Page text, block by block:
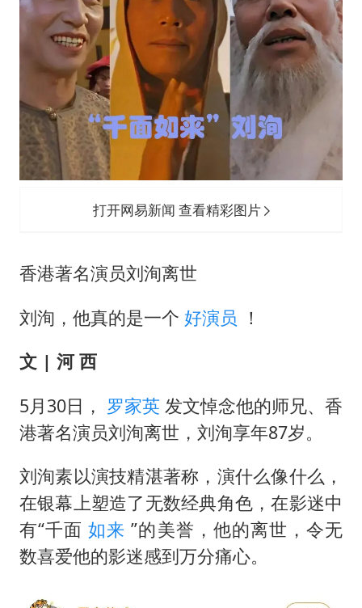
打开网易新闻 查看精彩图片
香港著名演员刘洵离世
刘洵，他真的是一个 好演员 ！
文 | 河 西
5月30日， 罗家英发文悼念他的师兄、香
港著名演员刘洵离世，刘洵享年87岁。
刘洵素以演技精湛著称，演什么像什么，
在银幕上塑造了无数经典角色，在影迷中
有“千面 如来”的美誉，他的离世，令无
数喜爱他的影迷感到万分痛心。